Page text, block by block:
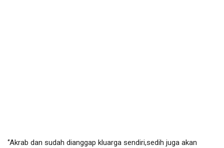
‘’Akrab dan sudah dianggap kluarga sendiri,sedih juga akan